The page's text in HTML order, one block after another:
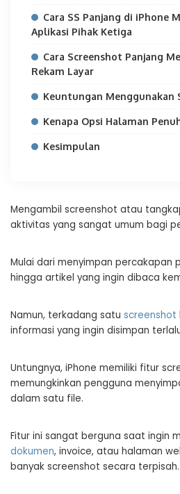
Cara SS Panjang di iPhone
Aplikasi Pihak Ketiga
Cara Screenshot Panjang
Rekam Layar
Keuntungan Menggunakan
Kenapa Opsi Halaman
Kesimpulan
Mengambil screenshot atau
aktivitas yang sangat umum bagi
Mulai dari menyimpan percakapan
hingga artikel yang ingin dibaca
Namun, terkadang satu screenshot
informasi yang ingin disimpan
Untungnya, iPhone memiliki fitur
memungkinkan pengguna
dalam satu file.
Fitur ini sangat berguna saat ingin
dokumen, invoice, atau halaman
banyak screenshot secara terpisah.